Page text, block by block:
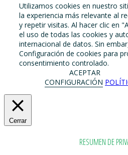
Utilizamos cookies en nuestro
la experiencia más relevante al
y repetir visitas. Al hacer clic en
el uso de todas las cookies y
internacional de datos. Sin
Configuración de cookies para
consentimiento controlado.
ACEPTAR
CONFIGURACIÓN
Cerrar
RESUMEN DE